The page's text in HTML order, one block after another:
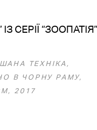
ІЗ СЕРІЇ “ЗООПАТІЯ”
ТЕХНІКА,
В ЧОРНУ РАМУ,
2017